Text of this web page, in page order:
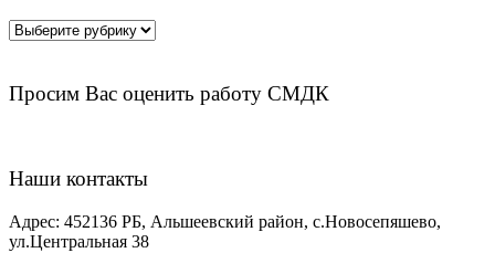
Рубрики
Просим Вас оценить работу СМДК
Наши контакты
Адрес: 452136 РБ, Альшеевский район, с.Новосепяшево,
ул.Центральная 38